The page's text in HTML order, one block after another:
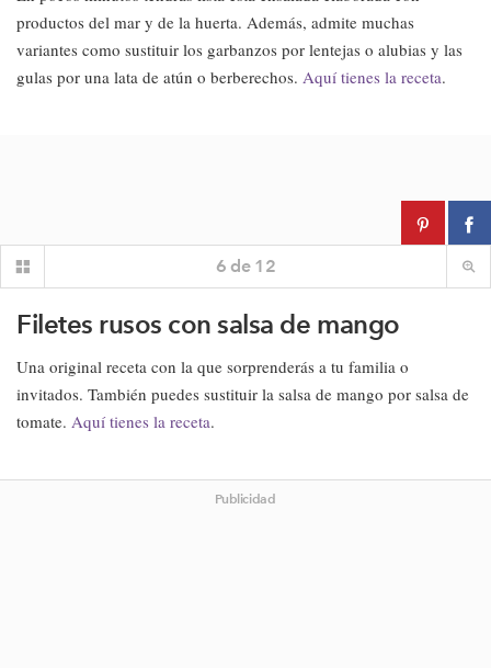
productos del mar y de la huerta. Además, admite muchas
variantes como sustituir los garbanzos por lentejas o alubias y las
gulas por una lata de atún o berberechos. Aquí tienes la receta.
6 de 12
Filetes rusos con salsa de mango
Una original receta con la que sorprenderás a tu familia o
invitados. También puedes sustituir la salsa de mango por salsa de
tomate. Aquí tienes la receta.
Publicidad